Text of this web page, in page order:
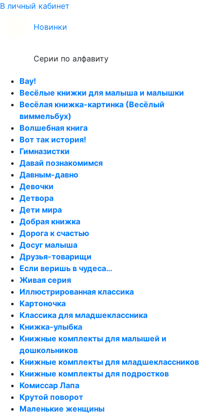
В личный кабинет
Новинки
Серии по алфавиту
Вау!
Весёлые книжки для малыша и малышки
Весёлая книжка-картинка (Весёлый
виммельбух)
Волшебная книга
Вот так история!
Гимназистки
Давай познакомимся
Давным-давно
Девочки
Детвора
Дети мира
Добрая книжка
Дорога к счастью
Досуг малыша
Друзья-товарищи
Если веришь в чудеса…
Живая серия
Иллюстрированная классика
Картоночка
Классика для младшеклассника
Книжка-улыбка
Книжные комплекты для малышей и
дошкольников
Книжные комплекты для младшеклассников
Книжные комплекты для подростков
Комиссар Лапа
Крутой поворот
Маленькие женщины